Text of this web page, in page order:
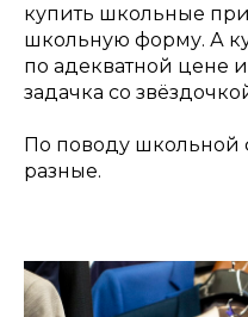
купить школьные
школьную форму. А
по адекватной цене
задачка со
По поводу
разные.